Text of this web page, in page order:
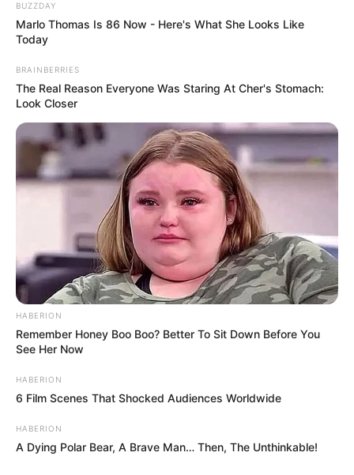
BUZZDAY
Marlo Thomas Is 86 Now - Here's What She Looks Like
Today
BRAINBERRIES
The Real Reason Everyone Was Staring At Cher's Stomach:
Look Closer
HABERION
Remember Honey Boo Boo? Better To Sit Down Before You
See Her Now
HABERION
6 Film Scenes That Shocked Audiences Worldwide
HABERION
A Dying Polar Bear, A Brave Man… Then, The Unthinkable!